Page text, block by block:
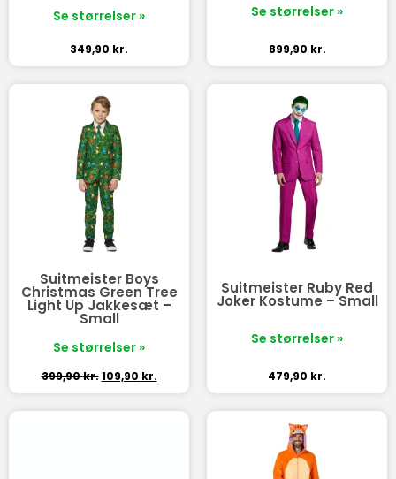
Se størrelser »
349,90 kr.
Se størrelser »
899,90 kr.
Suitmeister Boys
Christmas Green Tree
Light Up Jakkesæt –
Small
Se størrelser »
399,90kr. 109,90 kr.
Suitmeister Ruby Red
Joker Kostume – Small
Se størrelser »
479,90 kr.